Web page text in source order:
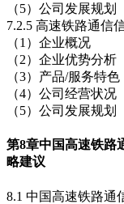
（5）公司发展规划
7.2.5 高速铁路通信
（1）企业概况
（2）企业优势分析
（3）产品/服务特色
（4）公司经营状况
（5）公司发展规划
第8章中国高速铁路
略建议
8.1 中国高速铁路通